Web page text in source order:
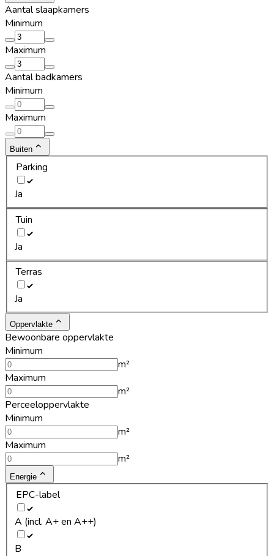
Aantal slaapkamers
Minimum
Maximum
Aantal badkamers
Minimum
Maximum
Buiten
Parking
Ja
Tuin
Ja
Terras
Ja
Oppervlakte
Bewoonbare oppervlakte
Minimum
m²
Maximum
m²
Perceeloppervlakte
Minimum
m²
Maximum
m²
Energie
EPC-label
A (incl. A+ en A++)
B